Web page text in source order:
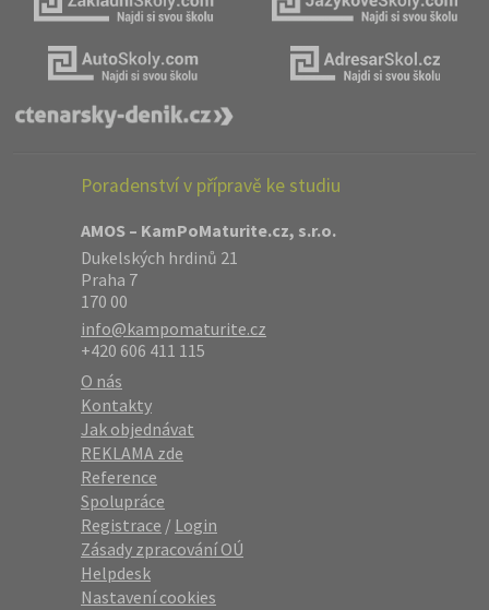
Poradenství v přípravě ke studiu
AMOS – KamPoMaturite.cz, s.r.o.
Dukelských hrdinů 21
Praha 7
170 00
info@kampomaturite.cz
+420 606 411 115
O nás
Kontakty
Jak objednávat
REKLAMA zde
Reference
Spolupráce
Registrace / Login
Zásady zpracování OÚ
Helpdesk
Nastavení cookies